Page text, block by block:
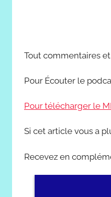
Tout commentaires
Pour Écouter le
Pour télécharger le
Si cet article vous a
Recevez en